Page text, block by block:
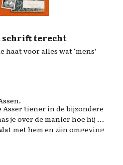
schrift terecht
haat voor alles wat ‘mens’
Asser tiener in de bijzondere
je over de manier hoe hij de
met hem en zijn omgeving
met een opsomming van
beetje bij beetje wordt
als de anti-Joodse